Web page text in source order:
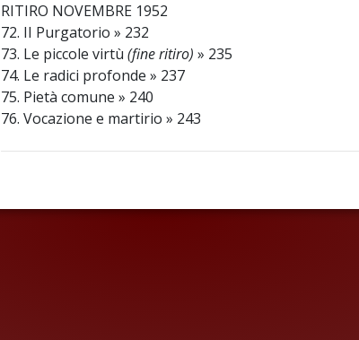
RITIRO NOVEMBRE 1952
72. II Purgatorio » 232
73. Le piccole virtù (fine ritiro) » 235
74. Le radici profonde » 237
75. Pietà comune » 240
76. Vocazione e martirio » 243